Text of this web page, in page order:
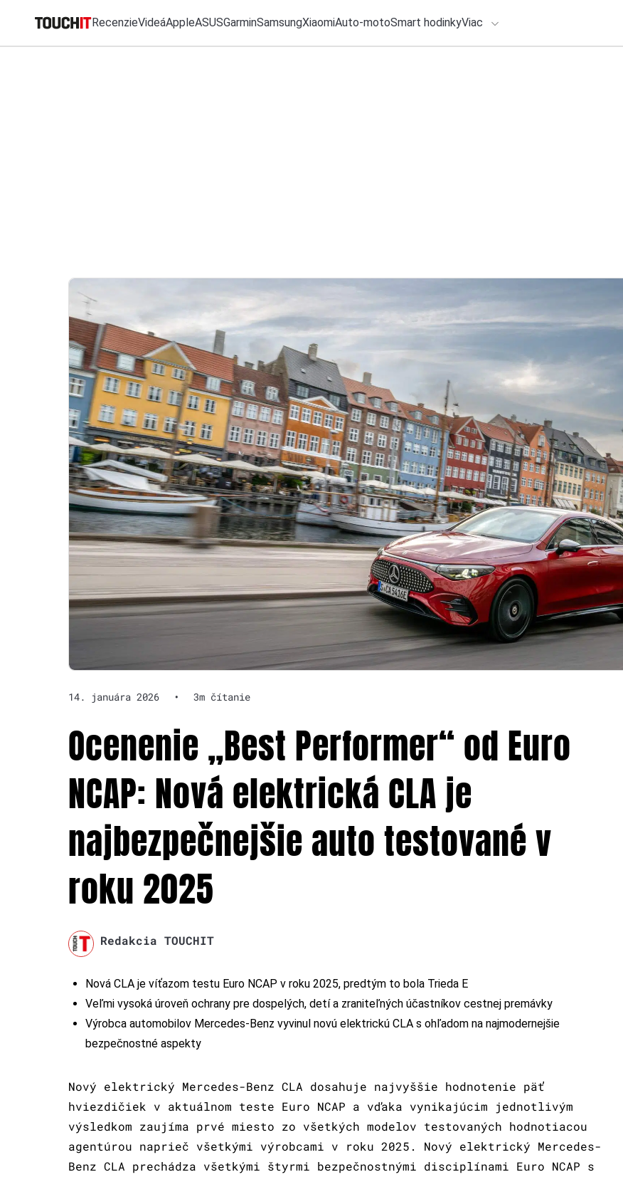
RecenzieVideáAppleASUSGarminSamsungXiaomiAuto-motoSmart hodinkyViac
14. januára 2026 • 3m čítanie
Ocenenie „Best Performer“ od Euro
NCAP: Nová elektrická CLA je
najbezpečnejšie auto testované v
roku 2025
Redakcia TOUCHIT
Nová CLA je víťazom testu Euro NCAP v roku 2025, predtým to bola Trieda E
Veľmi vysoká úroveň ochrany pre dospelých, detí a zraniteľných účastníkov cestnej premávky
Výrobca automobilov Mercedes-Benz vyvinul novú elektrickú CLA s ohľadom na najmodernejšie
bezpečnostné aspekty
Nový elektrický Mercedes-Benz CLA dosahuje najvyššie hodnotenie päť
hviezdičiek v aktuálnom teste Euro NCAP a vďaka vynikajúcim jednotlivým
výsledkom zaujíma prvé miesto zo všetkých modelov testovaných hodnotiacou
agentúrou naprieč všetkými výrobcami v roku 2025. Nový elektrický Mercedes-
Benz CLA prechádza všetkými štyrmi bezpečnostnými disciplínami Euro NCAP s